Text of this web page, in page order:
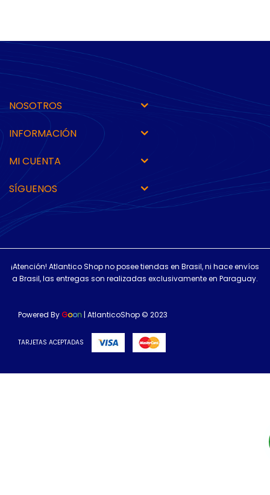
NOSOTROS
INFORMACIÓN
MI CUENTA
SÍGUENOS
¡Atención! Atlantico Shop no posee tiendas en Brasil, ni hace envíos
a Brasil, las entregas son realizadas exclusivamente en Paraguay.
Powered By Goon | AtlanticoShop © 2023
TARJETAS ACEPTADAS